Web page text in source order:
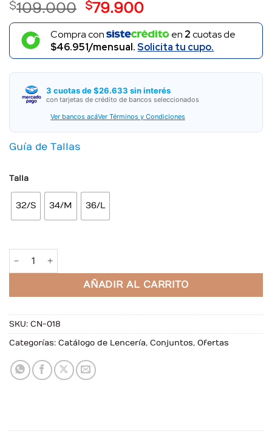
$109.000 El
precio
original
era:
$79.900El
precio
actual
es:
Compra con en 2cuotas de
$46.951/mensual.Solicita tu cupo.
3 cuotas de $26.633 sin interés
con tarjetas de crédito de bancos seleccionados
Ver bancos acáVer Términos y Condiciones
Guía de Tallas
Talla
32/S 34/M 36/L
Conjunto Melissa Negro cantidad
AÑADIR AL CARRITO
SKU: CN-018
Categorías: Catálogo de Lencería, Conjuntos, Ofertas